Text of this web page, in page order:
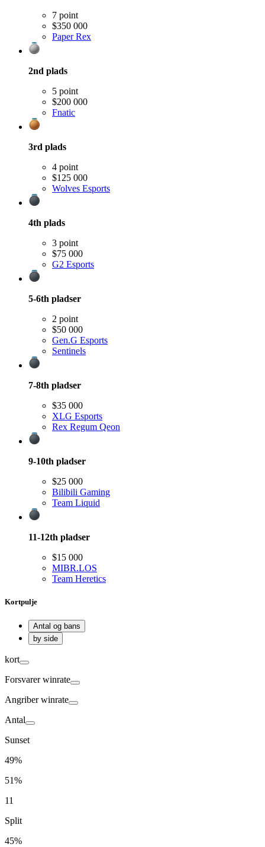
7 point
$350 000
Paper Rex
2nd plads
5 point
$200 000
Fnatic
3rd plads
4 point
$125 000
Wolves Esports
4th plads
3 point
$75 000
G2 Esports
5-6th pladser
2 point
$50 000
Gen.G Esports
Sentinels
7-8th pladser
$35 000
XLG Esports
Rex Regum Qeon
9-10th pladser
$25 000
Bilibili Gaming
Team Liquid
11-12th pladser
$15 000
MIBR.LOS
Team Heretics
Kortpulje
Antal og bans
by side
kort
Forsvarerwinrate
Angriberwinrate
Antal
Sunset
49%
51%
11
Split
45%